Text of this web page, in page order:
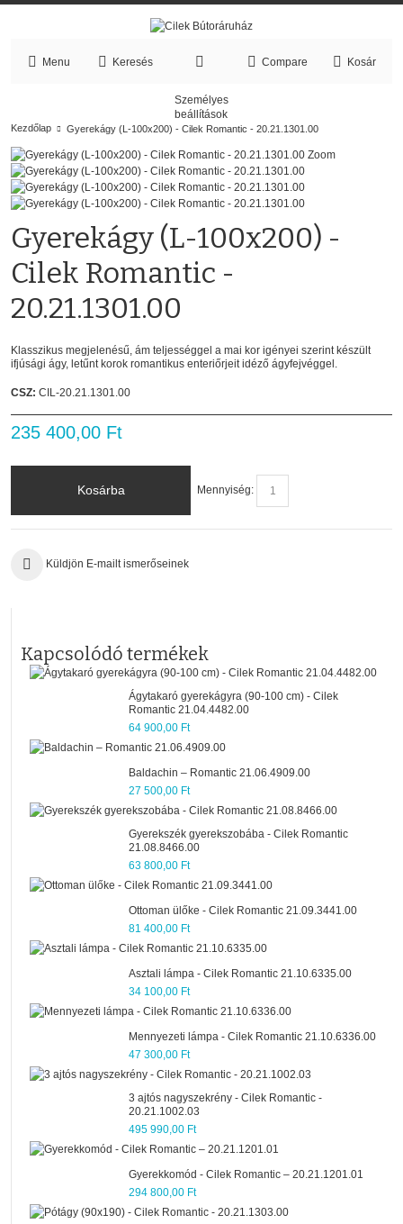
Menu Keresés
Személyes
beállítások
Compare Kosár
Kezdőlap Gyerekágy (L-100x200) - Cilek Romantic - 20.21.1301.00
Zoom
Gyerekágy (L-100x200) -
Cilek Romantic -
20.21.1301.00
Klasszikus megjelenésű, ám teljességgel a mai kor igényei szerint készült
ifjúsági ágy, letűnt korok romantikus enteriőrjeit idéző ágyfejvéggel.
CSZ: CIL-20.21.1301.00
235 400,00 Ft
Mennyiség:
Kosárba
Küldjön E-mailt ismerőseinek
Kapcsolódó termékek
Ágytakaró gyerekágyra (90-100 cm) - Cilek
Romantic 21.04.4482.00
64 900,00 Ft
Baldachin – Romantic 21.06.4909.00
27 500,00 Ft
Gyerekszék gyerekszobába - Cilek Romantic
21.08.8466.00
63 800,00 Ft
Ottoman ülőke - Cilek Romantic 21.09.3441.00
81 400,00 Ft
Asztali lámpa - Cilek Romantic 21.10.6335.00
34 100,00 Ft
Mennyezeti lámpa - Cilek Romantic 21.10.6336.00
47 300,00 Ft
3 ajtós nagyszekrény - Cilek Romantic -
20.21.1002.03
495 990,00 Ft
Gyerekkomód - Cilek Romantic – 20.21.1201.01
294 800,00 Ft